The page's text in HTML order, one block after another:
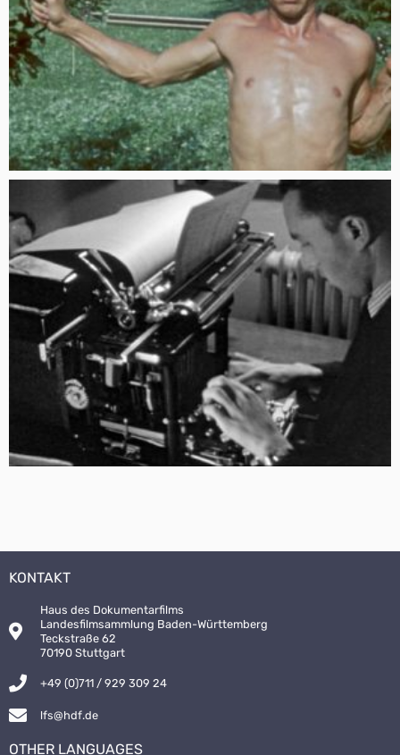
KONTAKT
Haus des Dokumentarfilms
Landesfilmsammlung Baden-Württemberg
Teckstraße 62
70190 Stuttgart
+49 (0)711 / 929 309 24
lfs@hdf.de
OTHER LANGUAGES